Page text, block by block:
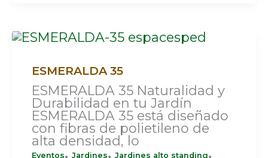
ESMERALDA 35
ESMERALDA 35 Naturalidad y
Durabilidad en tu Jardín
ESMERALDA 35 está diseñado
con fibras de polietileno de
alta densidad, lo
Eventos, Jardines, Jardines alto standing,
ESMERALDA